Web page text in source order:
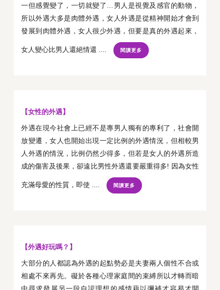
一但感覺變了，一切就變了…男人是視覺及感官的動物，
所以外遇大多是肉體外遇，女人外遇是從精神開始才會到
發展到肉體外遇，女人很少外遇，但要是真的外遇起來，
女人變心比男人還絕情還 .... 閱讀更多
【女性的外遇】
外遇在現今社會上已經不是專男人獨有的專利了，社會開
放變遷，女人也開始出現一定比例的外遇情況，但相較男
人外遇的情況，比例仍然少得多，但若是女人的外遇所造
成的傷害及後果，卻遠比男性外遇還要嚴重得多! 因為女性
充滿母愛的性質，即使 .... 閱讀更多
【外遇好玩嗎？】
大部分的人都認為外遇的起點勢必是夫妻兩人個性不合或
相處不來再先。礙於各種心理家庭間的束縛所以才轉而暗